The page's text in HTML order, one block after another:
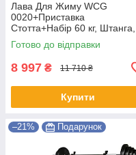
Лава Для Жиму WCG
0020+Приставка
Стотта+Набір 60 кг, Штанга,
Гантелі, Лавка із стійками +
штанга 60 кг
Готово до відправки
8 997 ₴ 11 710 ₴
Купити
–21% Подарунок